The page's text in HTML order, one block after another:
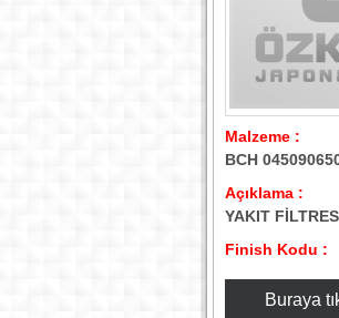
Malzeme :
BCH
Açıklama :
YAKIT
Finish Kodu :
Buraya